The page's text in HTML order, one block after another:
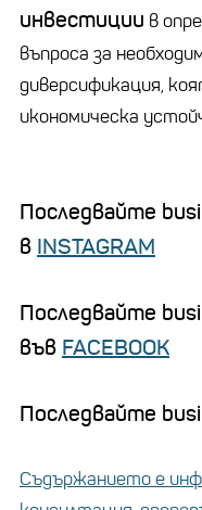
инвестиции в
въпроса за
диверсификация,
икономическа
Последвайте
в INSTAGRAM
Последвайте
във FACEBOOK
Последвайте
Съдържанието е